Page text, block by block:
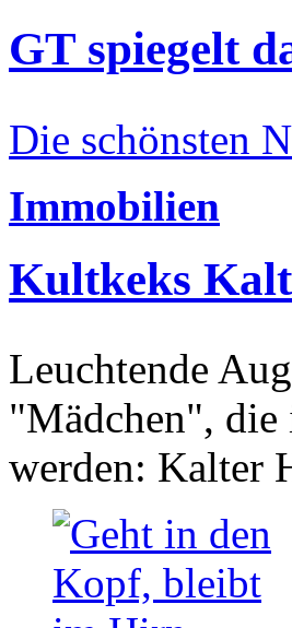
GT spiegelt
Die schönsten
Immobilien
Kultkeks
Leuchtende
"Mädchen", die
werden: Kalter